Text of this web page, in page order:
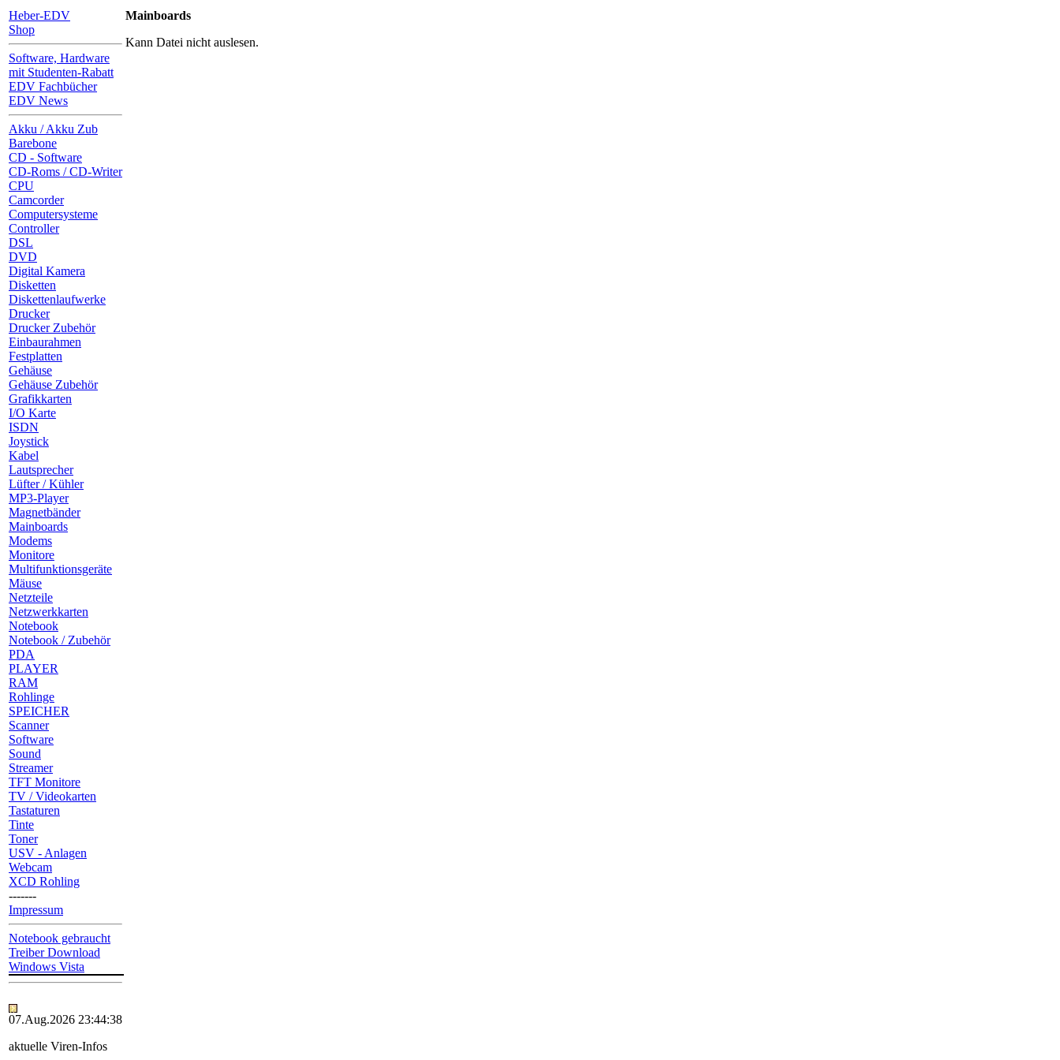
Heber-EDV
Shop
Software, Hardware
mit Studenten-Rabatt
EDV Fachbücher
EDV News
Akku / Akku Zub
Barebone
CD - Software
CD-Roms / CD-Writer
CPU
Camcorder
Computersysteme
Controller
DSL
DVD
Digital Kamera
Disketten
Diskettenlaufwerke
Drucker
Drucker Zubehör
Einbaurahmen
Festplatten
Gehäuse
Gehäuse Zubehör
Grafikkarten
I/O Karte
ISDN
Joystick
Kabel
Lautsprecher
Lüfter / Kühler
MP3-Player
Magnetbänder
Mainboards
Modems
Monitore
Multifunktionsgeräte
Mäuse
Netzteile
Netzwerkkarten
Notebook
Notebook / Zubehör
PDA
PLAYER
RAM
Rohlinge
SPEICHER
Scanner
Software
Sound
Streamer
TFT Monitore
TV / Videokarten
Tastaturen
Tinte
Toner
USV - Anlagen
Webcam
XCD Rohling
-------
Impressum
Notebook gebraucht
Treiber Download
Windows Vista
07.Aug.2026 23:44:38
aktuelle Viren-Infos
Mainboards
Kann Datei nicht auslesen.